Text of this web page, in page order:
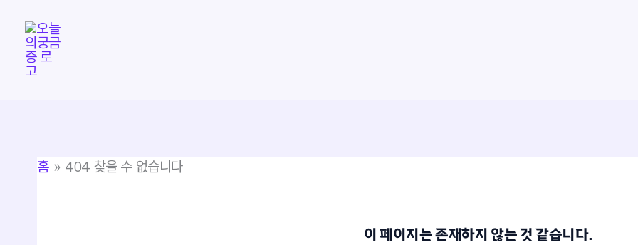
홈 404 찾을 수 없습니다
이 페이지는 존재하지 않는 것 같습니다.